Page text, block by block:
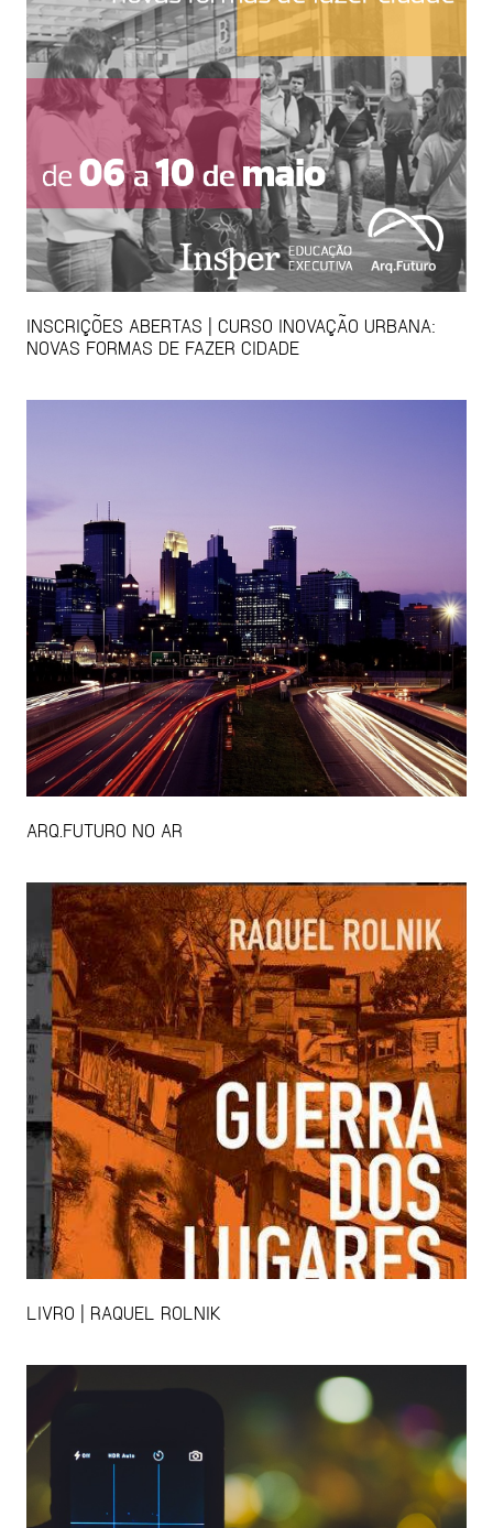
INSCRIÇÕES ABERTAS | CURSO INOVAÇÃO URBANA:
NOVAS FORMAS DE FAZER CIDADE
ARQ.FUTURO NO AR
LIVRO | RAQUEL ROLNIK